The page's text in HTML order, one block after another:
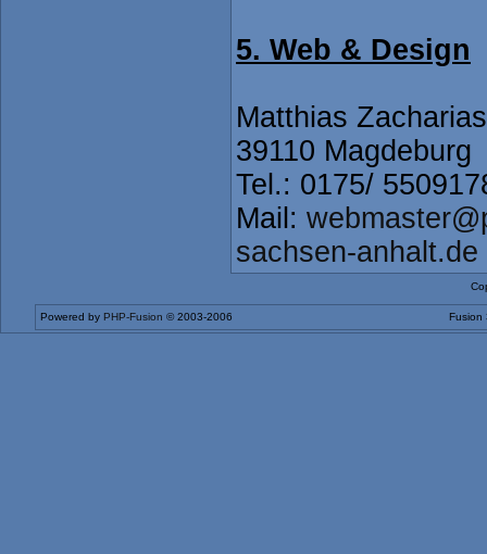
5. Web & Design
Matthias Zacharias
39110 Magdeburg
Tel.: 0175/
Mail:
sachsen-anhalt.de
Powered by PHP-Fusion © 2003-2006 Fusion